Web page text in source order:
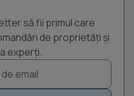
să fii primul care
de proprietăți și
experți.